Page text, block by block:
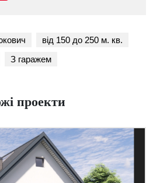
від 150 до 250 м. кв.
З гаражем
проекти